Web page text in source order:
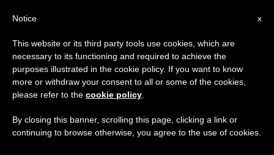
مهاجرون ولاجئون
x
Notice
This website or its third party tools use cookies, which are
necessary to its functioning and required to achieve the
purposes illustrated in the cookie policy. If you want to know
more or withdraw your consent to all or some of the cookies,
please refer to the cookie policy
By closing this banner, scrolling this page, clicking a link or
continuing to browse otherwise, you agree to the use of cookies.